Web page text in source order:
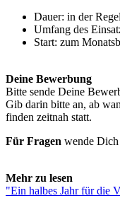
Dauer: in der
Umfang des
Start: zum
Deine Bewerbung
Bitte sende Deine
Gib darin bitte an, ab
finden zeitnah statt.
Für Fragen wende
Mehr zu lesen
"Ein halbes Jahr für die